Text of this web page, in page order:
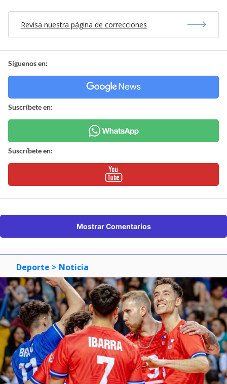
Revisa nuestra página de correcciones
Síguenos en:
Suscríbete en:
Suscríbete en:
Mostrar Comentarios
Deporte > Noticia